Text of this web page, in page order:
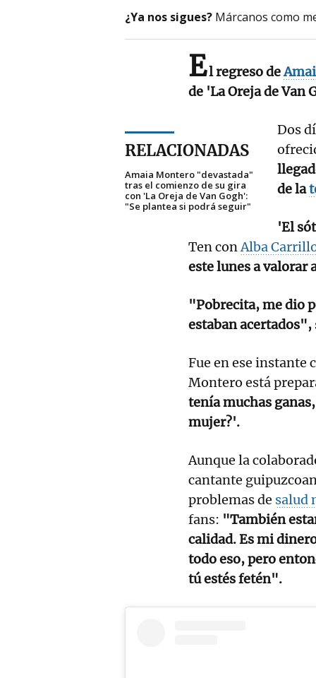
¿Ya nos sigues? Márcanos como
El regreso de
de 'La Oreja de Van
RELACIONADAS
Amaia Montero "devastada"
tras el comienzo de su gira
con 'La Oreja de Van Gogh':
"Se plantea si podrá seguir"
Dos
de la
'El
Ten conAlba
este lunes a valorar
"Pobrecita, me dio
estaban acertados",
Fue en ese instante
Montero está
tenía muchas
mujer?'.
Aunque la
cantante
problemas de salud
fans: "También
calidad. Es mi
todo eso, pero
tú estés fetén".